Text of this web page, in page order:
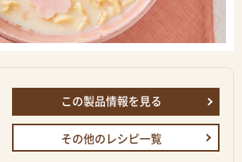
この製品情報を見る
その他のレシピ一覧